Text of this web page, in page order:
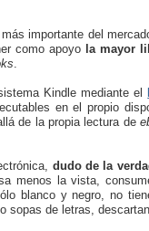
importante del
como apoyo la mayor
.
Kindle mediante el
en el propio
de la propia lectura de
dudo de la
menos la vista,
blanco y negro, no
de letras,